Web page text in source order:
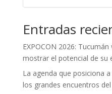
Entradas
EXPOCON 2026:
mostrar el potencial de su
La agenda que posiciona
los grandes encuentros